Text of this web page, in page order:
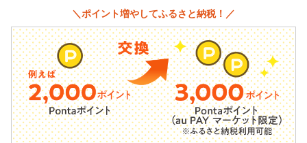
＼ポイント増やしてふるさと納税！／